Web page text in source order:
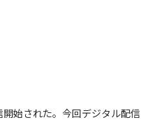
開始された。今回デジタル配信